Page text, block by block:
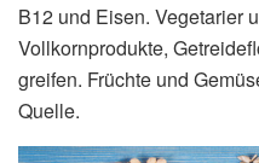
B12 und Eisen. Vegetarier
Vollkornprodukte,
greifen. Früchte und
Quelle.